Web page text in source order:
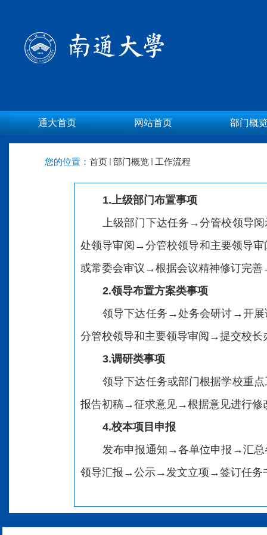
通大首页 网站首页 部门概
您的位置： 首页 部门概览 工作流程
1.上级部门布置事项
上级部门下达任务→分管校领导
处领导审阅→分管校领导和主要领导
或常委会审议→根据会议精神修订完
2.领导布置方案类事项
领导下达任务→处务会研讨→开
分管校领导和主要领导审阅→提交校
3.调研类事项
领导下达任务或部门根据学校重
报告初稿→征求意见→根据意见进行
4.校本项目申报
发布申报通知→各单位申报→汇
领导汇报→公示→发文立项→签订任